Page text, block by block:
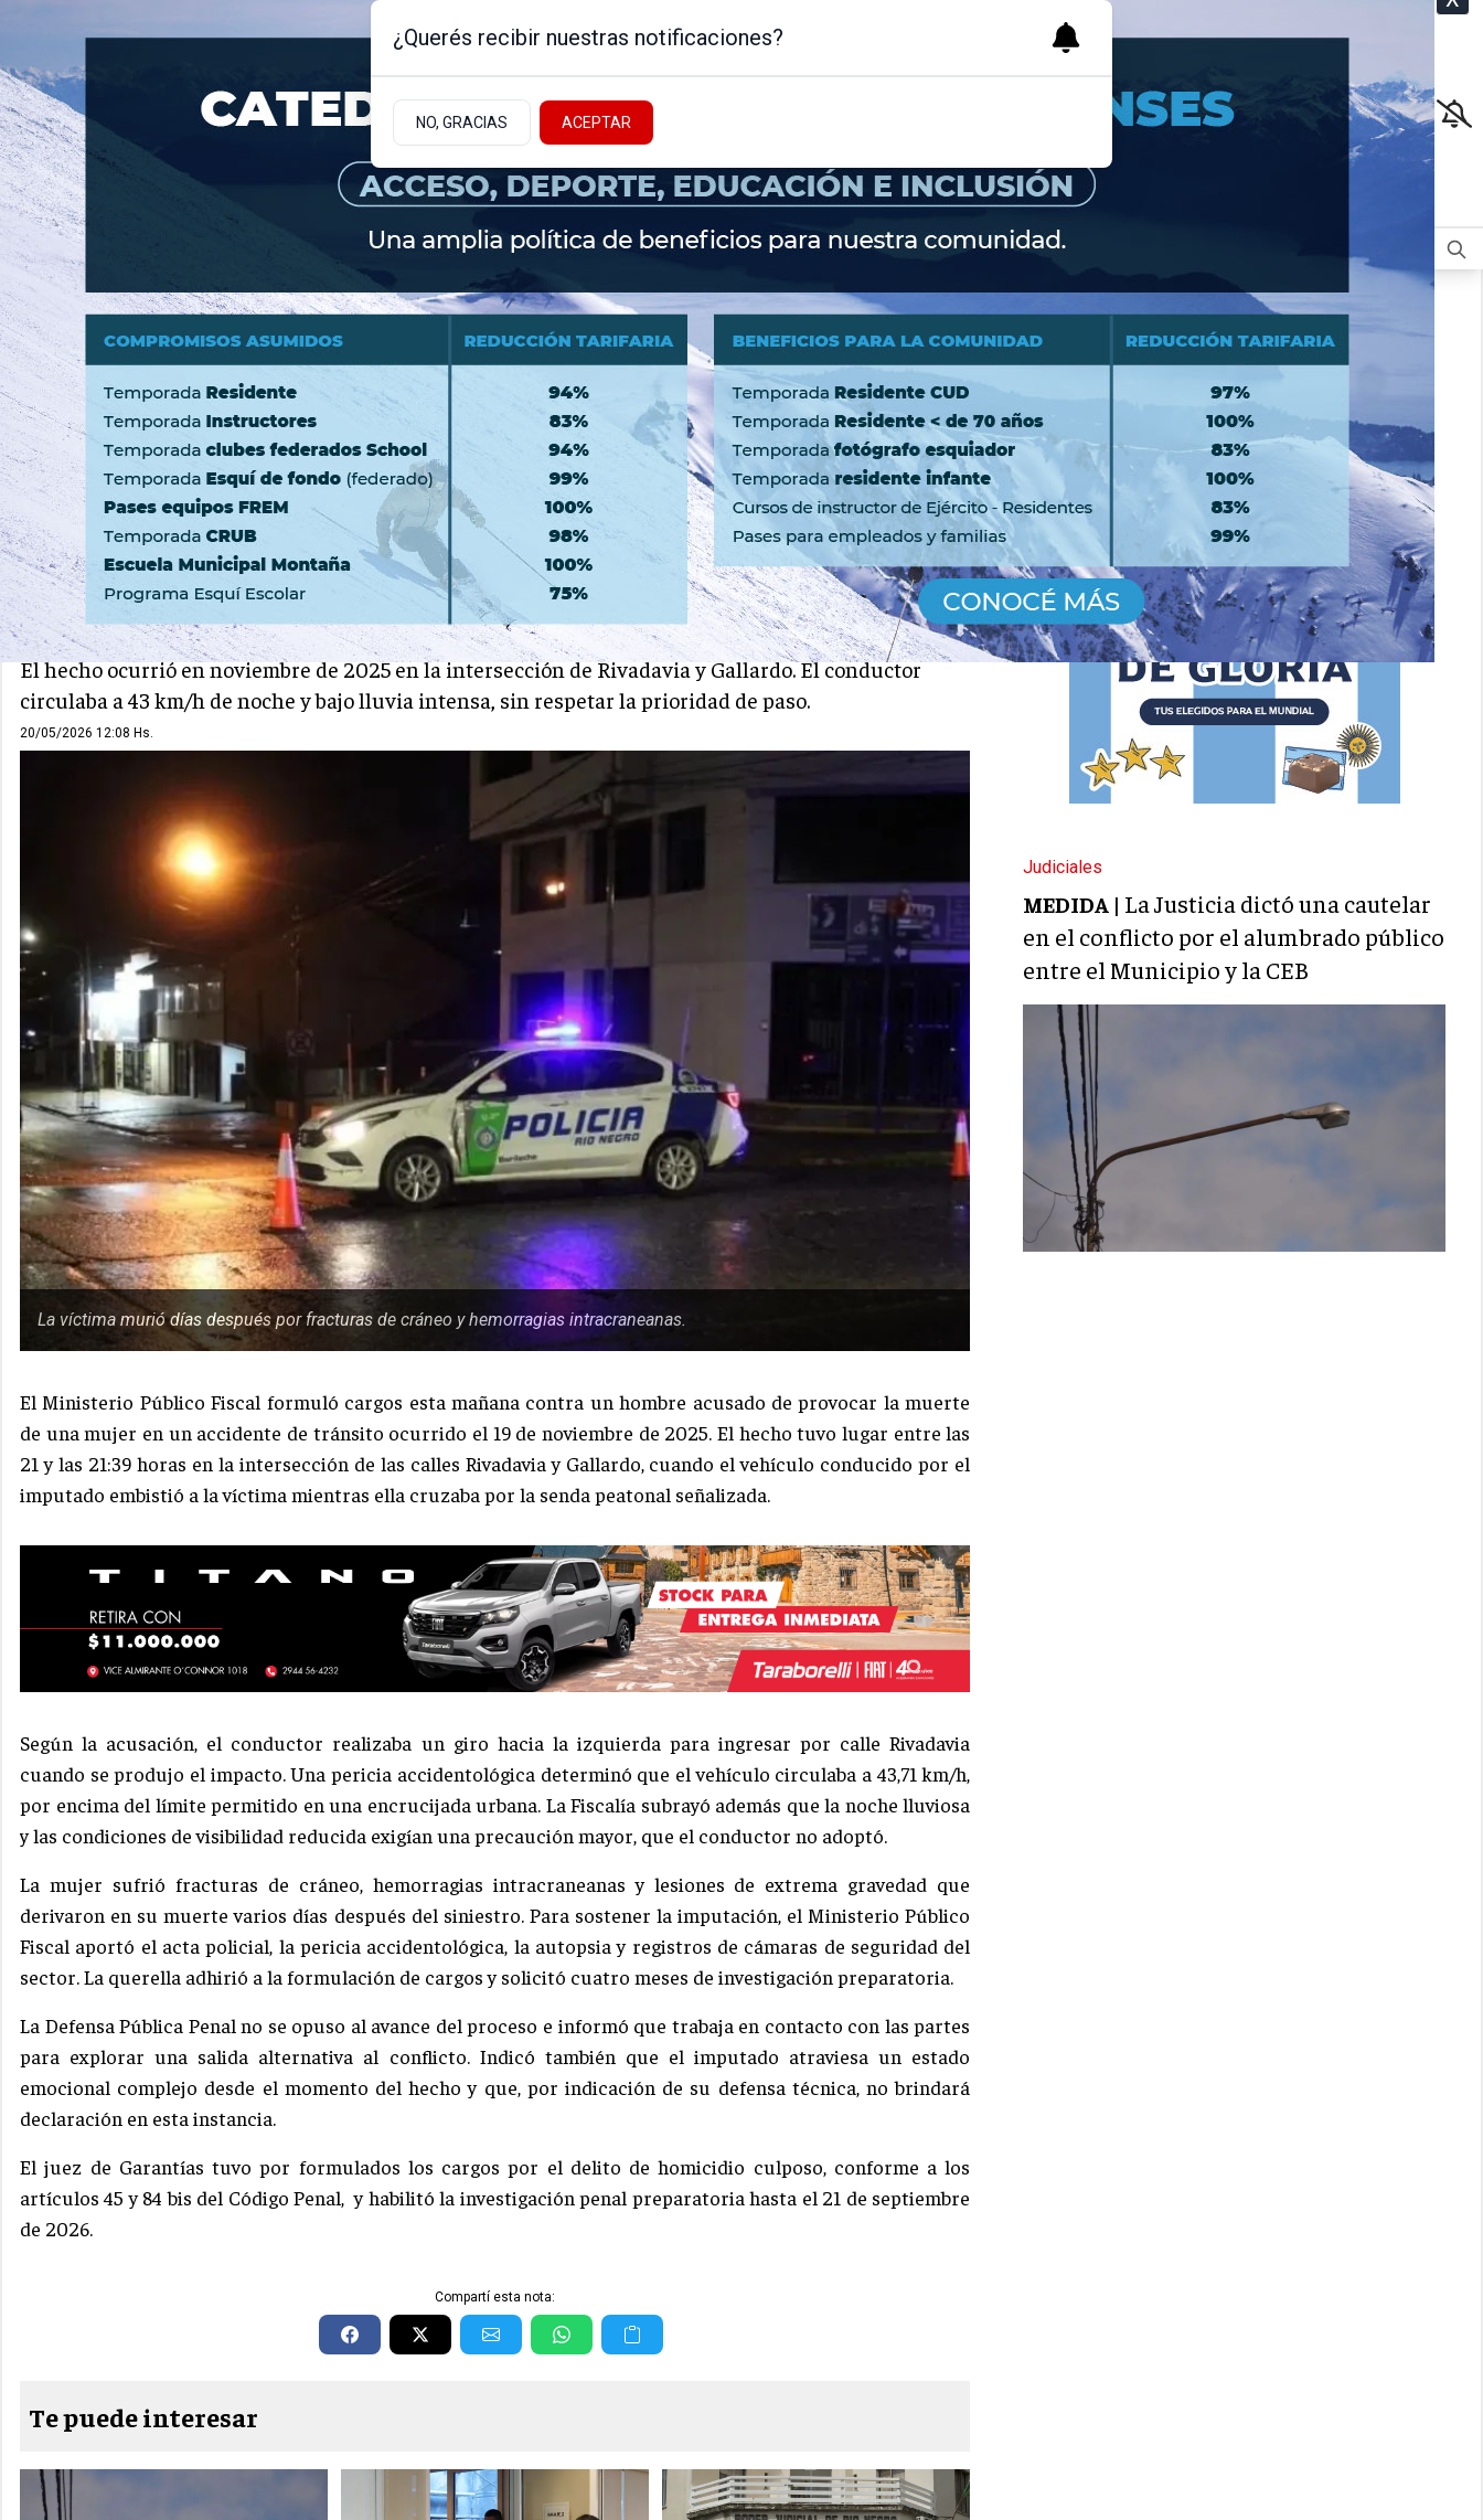
Viernes 7 de 2026
Noticias de la Patagonia
BARILOCHE ZONA ATLÁNTICA NEUQUÉN - ALTO VALLE NACIONALES CLASIFICADOS
JUDICIALES
FORMULACIÓN DE CARGOS
Imputaron a un hombre por atropellar y matar a una
mujer en una senda peatonal
El hecho ocurrió en noviembre de 2025 en la intersección de Rivadavia y Gallardo. El conductor
circulaba a 43 km/h de noche y bajo lluvia intensa, sin respetar la prioridad de paso.
20/05/2026 12:08 Hs.
La víctima murió días después por fracturas de cráneo y hemorragias intracraneanas.
El Ministerio Público Fiscal formuló cargos esta mañana contra un hombre acusado de provocar la muerte
de una mujer en un accidente de tránsito ocurrido el 19 de noviembre de 2025. El hecho tuvo lugar entre las
21 y las 21:39 horas en la intersección de las calles Rivadavia y Gallardo, cuando el vehículo conducido por el
imputado embistió a la víctima mientras ella cruzaba por la senda peatonal señalizada.
Según la acusación, el conductor realizaba un giro hacia la izquierda para ingresar por calle Rivadavia
cuando se produjo el impacto. Una pericia accidentológica determinó que el vehículo circulaba a 43,71 km/h,
por encima del límite permitido en una encrucijada urbana. La Fiscalía subrayó además que la noche lluviosa
y las condiciones de visibilidad reducida exigían una precaución mayor, que el conductor no adoptó.
La mujer sufrió fracturas de cráneo, hemorragias intracraneanas y lesiones de extrema gravedad que
derivaron en su muerte varios días después del siniestro. Para sostener la imputación, el Ministerio Público
Fiscal aportó el acta policial, la pericia accidentológica, la autopsia y registros de cámaras de seguridad del
sector. La querella adhirió a la formulación de cargos y solicitó cuatro meses de investigación preparatoria.
La Defensa Pública Penal no se opuso al avance del proceso e informó que trabaja en contacto con las partes
para explorar una salida alternativa al conflicto. Indicó también que el imputado atraviesa un estado
emocional complejo desde el momento del hecho y que, por indicación de su defensa técnica, no brindará
declaración en esta instancia.
El juez de Garantías tuvo por formulados los cargos por el delito de homicidio culposo, conforme a los
artículos 45 y 84 bis del Código Penal, y habilitó la investigación penal preparatoria hasta el 21 de septiembre
de 2026.
Compartí esta nota:
Te puede interesar
Judiciales
MEDIDA | La Justicia dictó una cautelar
en el conflicto por el alumbrado público
entre el Municipio y la CEB
¿Querés recibir nuestras notificaciones?
NO, GRACIAS ACEPTAR